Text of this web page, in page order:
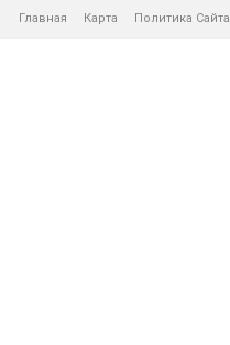
Главная Карта Политика Сайта